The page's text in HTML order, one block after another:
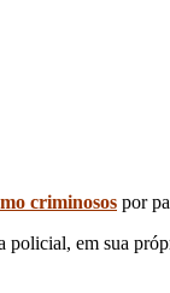
criminosos por
em sua